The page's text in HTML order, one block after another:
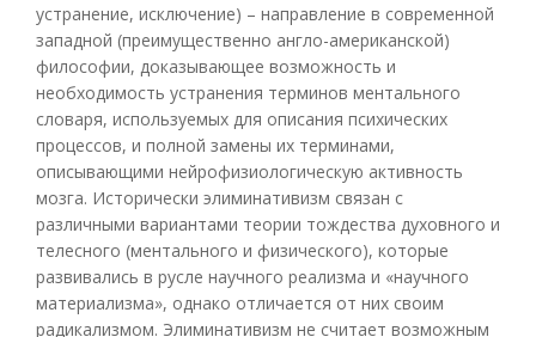
устранение, исключение) – направление в современной
западной (преимущественно англо-американской)
философии, доказывающее возможность и
необходимость устранения терминов ментального
словаря, используемых для описания психических
процессов, и полной замены их терминами,
описывающими нейрофизиологическую активность
мозга. Исторически элиминативизм связан с
различными вариантами теории тождества духовного и
телесного (ментального и физического), которые
развивались в русле научного реализма и «научного
материализма», однако отличается от них своим
радикализмом. Элиминативизм не считает возможным